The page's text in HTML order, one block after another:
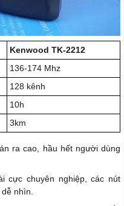
Kenwood TK-2212
136-174 Mhz
128 kênh
10h
3km
ra cao, hầu hết người dùng
cực chuyên nghiệp, các nút
nhìn.